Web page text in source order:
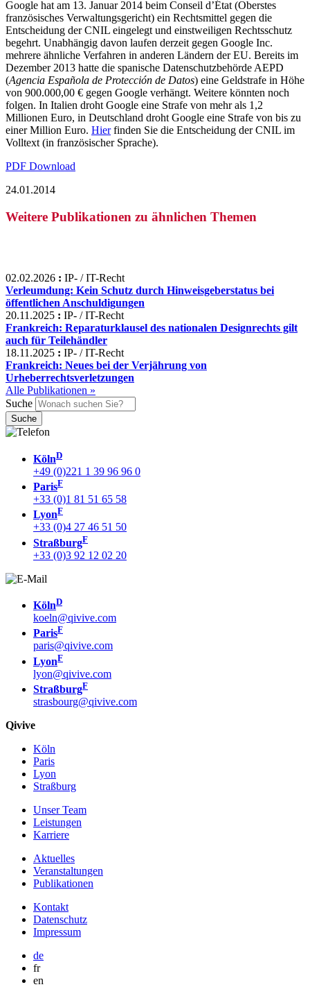
Google hat am 13. Januar 2014 beim Conseil d’État (Oberstes
französisches Verwaltungsgericht) ein Rechtsmittel gegen die
Entscheidung der CNIL eingelegt und einstweiligen Rechtsschutz
begehrt. Unabhängig davon laufen derzeit gegen Google Inc.
mehrere ähnliche Verfahren in anderen Ländern der EU. Bereits im
Dezember 2013 hatte die spanische Datenschutzbehörde AEPD
(Agencia Española de Protección de Datos) eine Geldstrafe in Höhe
von 900.000,00 € gegen Google verhängt. Weitere könnten noch
folgen. In Italien droht Google eine Strafe von mehr als 1,2
Millionen Euro, in Deutschland droht Google eine Strafe von bis zu
einer Million Euro. Hierfinden Sie die Entscheidung der CNIL im
Volltext (in französischer Sprache).
PDF Download
24.01.2014
Weitere Publikationen zu ähnlichen Themen
02.02.2026 : IP- / IT-Recht
Verleumdung: Kein Schutz durch Hinweisgeberstatus bei
öffentlichen Anschuldigungen
20.11.2025 : IP- / IT-Recht
Frankreich: Reparaturklausel des nationalen Designrechts gilt
auch für Teilehändler
18.11.2025 : IP- / IT-Recht
Frankreich: Neues bei der Verjährung von
Urheberrechtsverletzungen
Alle Publikationen »
Suche
KölnD
+49 (0)221 1 39 96 96 0
ParisF
+33 (0)1 81 51 65 58
LyonF
+33 (0)4 27 46 51 50
StraßburgF
+33 (0)3 92 12 02 20
KölnD
koeln@qivive.com
ParisF
paris@qivive.com
LyonF
lyon@qivive.com
StraßburgF
strasbourg@qivive.com
Qivive
Köln
Paris
Lyon
Straßburg
Unser Team
Leistungen
Karriere
Aktuelles
Veranstaltungen
Publikationen
Kontakt
Datenschutz
Impressum
de
fr
en